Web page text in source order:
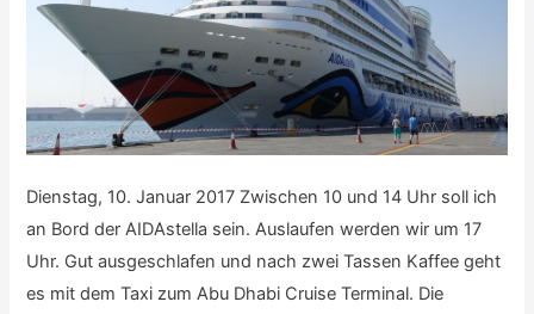
Dienstag, 10. Januar 2017 Zwischen 10 und 14 Uhr soll ich
an Bord der AIDAstella sein. Auslaufen werden wir um 17
Uhr. Gut ausgeschlafen und nach zwei Tassen Kaffee geht
es mit dem Taxi zum Abu Dhabi Cruise Terminal. Die